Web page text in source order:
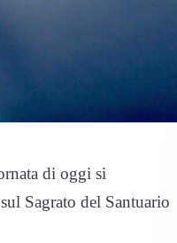
di oggi si
Sagrato del Santuario